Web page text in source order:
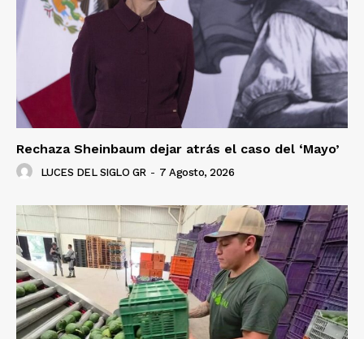
Rechaza Sheinbaum dejar atrás el caso del ‘Mayo’
LUCES DEL SIGLO GR - 7 Agosto, 2026